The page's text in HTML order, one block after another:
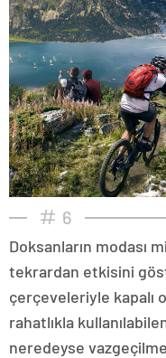
6
Doksanların modası
tekrardan etkisini
çerçeveleriyle kapalı
rahatlıkla
neredeyse